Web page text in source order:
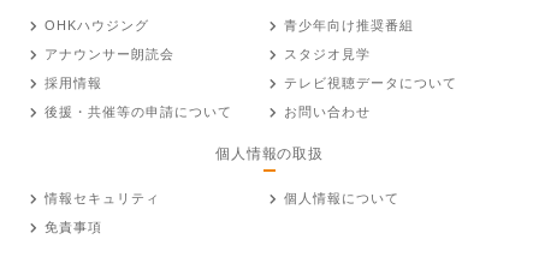
OHKハウジング
青少年向け推奨番組
アナウンサー朗読会
スタジオ見学
採用情報
テレビ視聴データについて
後援・共催等の申請について
お問い合わせ
個人情報の取扱
情報セキュリティ
個人情報について
免責事項